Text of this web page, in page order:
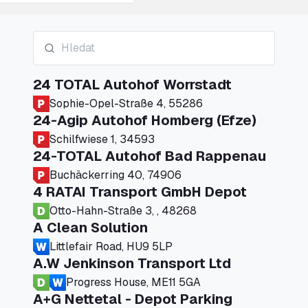
24 TOTAL Autohof Worrstadt
Sophie-Opel-Straße 4, 55286
24-Agip Autohof Homberg (Efze)
Schilfwiese 1, 34593
24-TOTAL Autohof Bad Rappenau
Buchäckerring 40, 74906
4 RATAI Transport GmbH Depot
Otto-Hahn-Straße 3, , 48268
A Clean Solution
Littlefair Road, HU9 5LP
A.W Jenkinson Transport Ltd
Progress House, ME11 5GA
A+G Nettetal - Depot Parking